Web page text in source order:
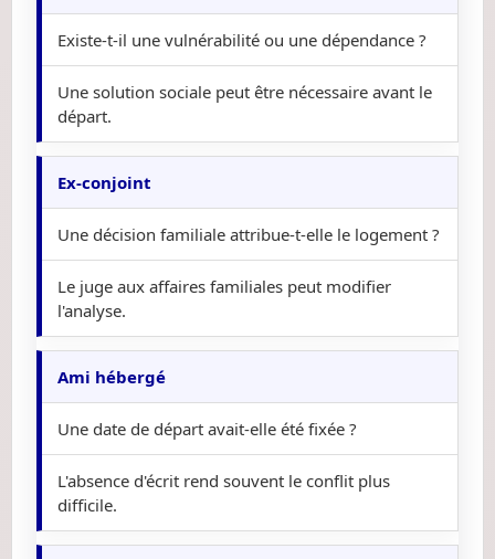
Existe-t-il une vulnérabilité ou une dépendance ?
Une solution sociale peut être nécessaire avant le
départ.
Ex-conjoint
Une décision familiale attribue-t-elle le logement ?
Le juge aux affaires familiales peut modifier
l'analyse.
Ami hébergé
Une date de départ avait-elle été fixée ?
L'absence d'écrit rend souvent le conflit plus
difficile.